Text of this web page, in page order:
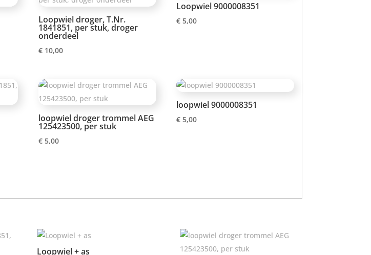
Loopwiel droger, T.Nr.
1841851, per stuk, droger
onderdeel
€10,00
Loopwiel 9000008351
€ 5,00
loopwiel droger trommel AEG
125423500, per stuk
€5,00
loopwiel 9000008351
€ 5,00
Loopwiel + as